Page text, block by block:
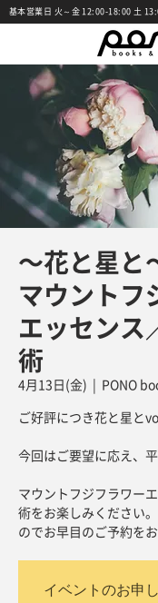
基本営業日 火～金 12:00-18:00 土
〜花と星
マウントフ
エッセンス
術
4月13日(金) PONO
ご好評につき花と星と
今回はご要望に応え、
マウントフジフラワー
術をお楽しみください
のでお早目のご予約を
イベントのお申